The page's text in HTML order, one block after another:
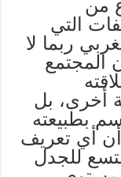
من
التي
ربما لا
المجتمع
أخرى، بل
بطبيعته
أي تعريف
للجدل